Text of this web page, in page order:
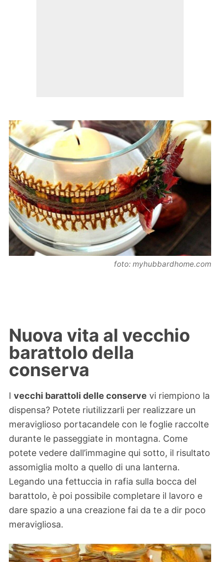
foto: myhubbardhome.com
Nuova vita al vecchio
barattolo della
conserva
I vecchi barattoli delle conserve vi riempiono la
dispensa? Potete riutilizzarli per realizzare un
meraviglioso portacandele con le foglie raccolte
durante le passeggiate in montagna. Come
potete vedere dall’immagine qui sotto, il risultato
assomiglia molto a quello di una lanterna.
Legando una fettuccia in rafia sulla bocca del
barattolo, è poi possibile completare il lavoro e
dare spazio a una creazione fai da te a dir poco
meravigliosa.